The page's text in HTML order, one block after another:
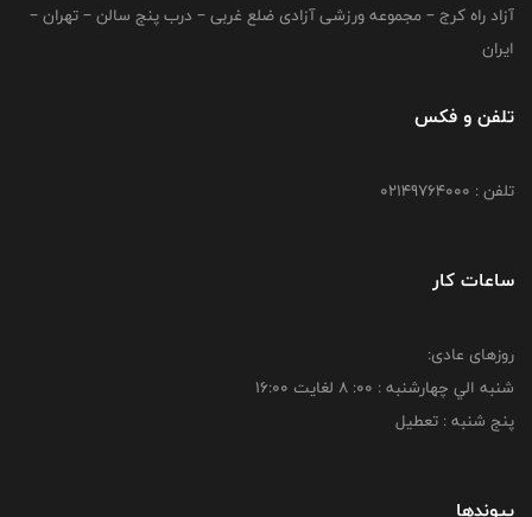
آزاد راه کرج – مجموعه ورزشی آزادی ضلع غربی – درب پنج سالن – تهران –
ایران
تلفن و فکس
تلفن : 02149764000
ساعات کار
روزهای عادی:
شنبه الي چهارشنبه : 00: 8 لغايت 16:00
پنج شنبه : تعطیل